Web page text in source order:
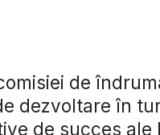
de
dezvoltare în
de succes ale